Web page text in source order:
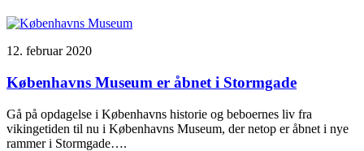
12. februar 2020
Københavns Museum er åbnet i Stormgade
Gå på opdagelse i Københavns historie og beboernes liv fra
vikingetiden til nu i Københavns Museum, der netop er åbnet i nye
rammer i Stormgade….